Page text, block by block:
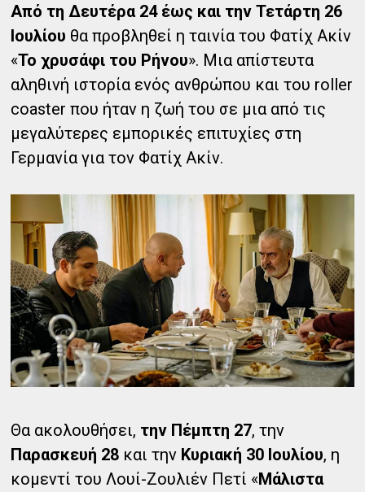
Από τη Δευτέρα 24 έως και την Τετάρτη 26
Ιουλίου θα προβληθεί η ταινία του Φατίχ Ακίν
«Το χρυσάφι του Ρήνου». Μια απίστευτα
αληθινή ιστορία ενός ανθρώπου και του roller
coaster που ήταν η ζωή του σε μια από τις
μεγαλύτερες εμπορικές επιτυχίες στη
Γερμανία για τον Φατίχ Ακίν.
Θα ακολουθήσει, την Πέμπτη 27, την
Παρασκευή 28 και την Κυριακή 30 Ιουλίου, η
κομεντί του Λουί-Ζουλιέν Πετί «Μάλιστα